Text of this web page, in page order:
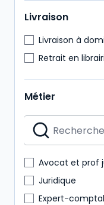
Livraison
Livraison à
Retrait en
Métier
Avocat et prof
Juridique
Expert-